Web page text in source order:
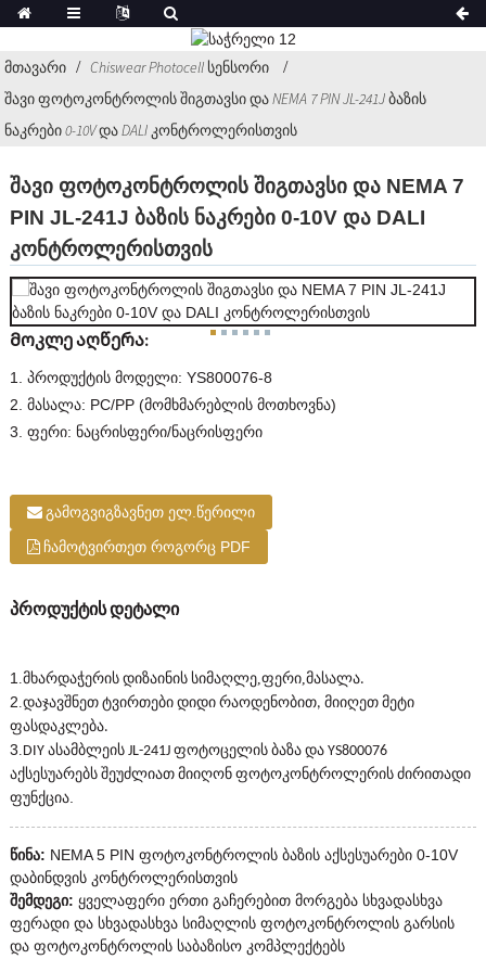
მთავარი
Chiswear Photocell სენსორი
შავი ფოტოკონტროლის შიგთავსი და NEMA 7 PIN JL-241J ბაზის
ნაკრები 0-10V და DALI კონტროლერისთვის
შავი ფოტოკონტროლის შიგთავსი და NEMA 7
PIN JL-241J ბაზის ნაკრები 0-10V და DALI
კონტროლერისთვის
Მოკლე აღწერა:
1. პროდუქტის მოდელი: YS800076-8
2. მასალა: PC/PP (მომხმარებლის მოთხოვნა)
3. ფერი: ნაცრისფერი/ნაცრისფერი
გამოგვიგზავნეთ ელ.წერილი
ჩამოტვირთეთ როგორც PDF
პროდუქტის დეტალი
1 მხარდაჭერის დიზაინის სიმაღლე, ფერი, მასალა.
2 დაჯავშნეთ ტვირთები დიდი რაოდენობით, მიიღეთ მეტი
ფასდაკლება.
3 DIY ასამბლეის JL-241J ფოტოცელის ბაზა და YS800076
აქსესუარებს შეუძლიათ მიიღონ ფოტოკონტროლერის ძირითადი
ფუნქცია.
წინა: NEMA 5 PIN ფოტოკონტროლის ბაზის აქსესუარები 0-10V
დაბინდვის კონტროლერისთვის
შემდეგი: ყველაფერი ერთი გაჩერებით მორგება სხვადასხვა
ფერადი და სხვადასხვა სიმაღლის ფოტოკონტროლის გარსის
და ფოტოკონტროლის საბაზისო კომპლექტებს